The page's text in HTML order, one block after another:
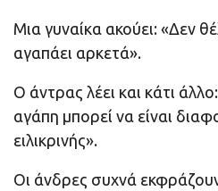
Μια γυναίκα ακούει: «Δεν
αγαπάει αρκετά».
Ο άντρας λέει και κάτι
αγάπη μπορεί να είναι
ειλικρινής».
Οι άνδρες συχνά